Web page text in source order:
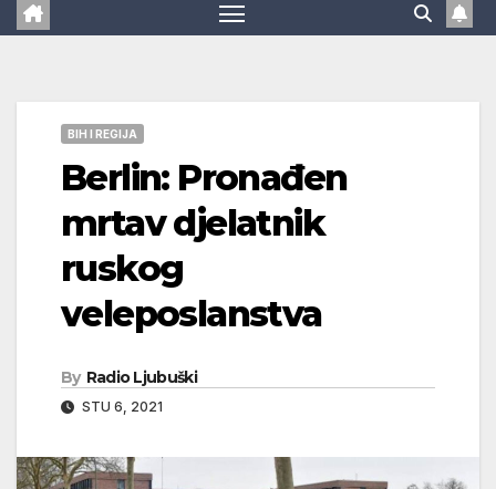
BIH I REGIJA
Berlin: Pronađen
mrtav djelatnik
ruskog
veleposlanstva
By Radio Ljubuški
STU 6, 2021